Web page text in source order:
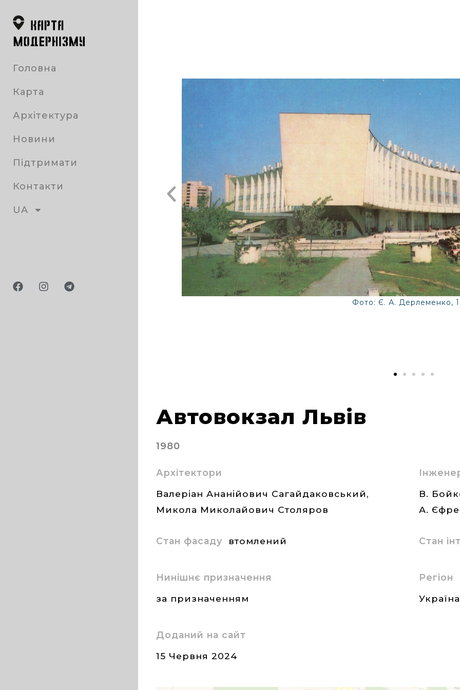
Головна
Карта
Архітектура
Новини
Підтримати
Контакти
UA
Фото: Є. А. Дерлеменко,
Автовокзал Львів
1980
Архітектори
Валеріан Ананійович Сагайдаковський,
Микола Миколайович Столяров
В.
А.
Стан фасаду втомлений Стан
Нинішнє призначення
за призначенням
Регіон
Україна
Доданий на сайт
15 Червня 2024